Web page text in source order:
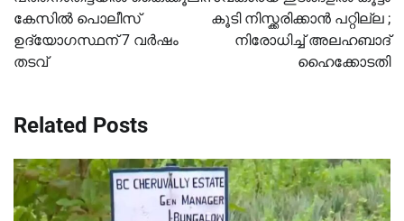
കേസില്‍ പൊലീസ്
ഉദ്യോഗസ്ഥന് 7 വര്‍ഷം
തടവ്
കൂടി നിസ്ക്കരിക്കാൻ പറ്റില്ല ;
നിരോധിച്ച് അലഹബാദ്
ഹൈക്കോടതി
Related Posts